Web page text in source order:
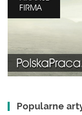
Popularne